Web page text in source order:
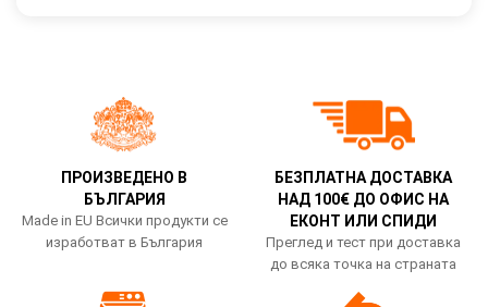
ПРОИЗВЕДЕНО В
БЪЛГАРИЯ
Made in EU Всички продукти се
изработват в България
БЕЗПЛАТНА ДОСТАВКА
НАД 100€ ДО ОФИС НА
ЕКОНТ ИЛИ СПИДИ
Преглед и тест при доставка
до всяка точка на страната